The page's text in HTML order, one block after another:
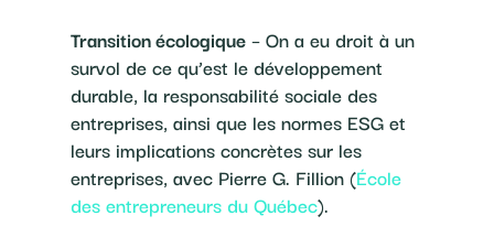
Transition écologique– On a eu droit à un
survol de ce qu’est le développement
durable, la responsabilité sociale des
entreprises, ainsi que les normes ESG et
leurs implications concrètes sur les
entreprises, avec Pierre G. Fillion (École
des entrepreneurs du Québec).